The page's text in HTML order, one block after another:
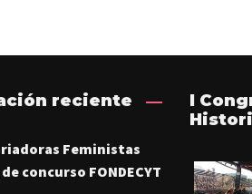
reciente
Feministas
concurso FONDECYT
I